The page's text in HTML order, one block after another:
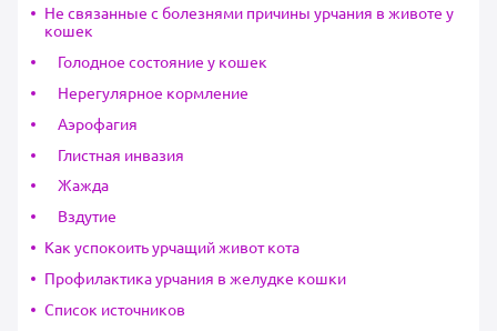
Не связанные с болезнями причины урчания в животе у
кошек
Голодное состояние у кошек
Нерегулярное кормление
Аэрофагия
Глистная инвазия
Жажда
Вздутие
Как успокоить урчащий живот кота
Профилактика урчания в желудке кошки
Список источников